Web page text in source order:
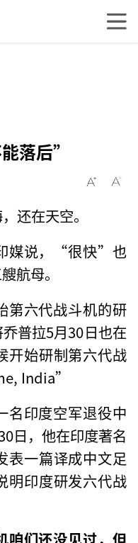
落后”
还在天空。
媒说，“很快”也
航母。
第六代战斗机的研
普拉5月30日也在
开始研制第六代战
India”
名印度空军退役中
日，他在印度著名
一篇译成中文足
明印度研发六代战
咱们还没见过，但